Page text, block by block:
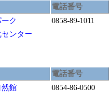
電話番号
ク
0858-89-1011
ンター
電話番号
館
0854-86-0500